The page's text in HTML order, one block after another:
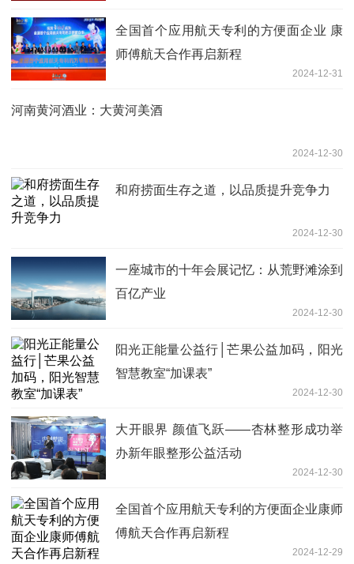
全国首个应用航天专利的方便面企业 康
师傅航天合作再启新程
2024-12-31
河南黄河酒业：大黄河美酒
2024-12-30
和府捞面生存之道，以品质提升竞争力
2024-12-30
一座城市的十年会展记忆：从荒野滩涂到
百亿产业
2024-12-30
阳光正能量公益行│芒果公益加码，阳光
智慧教室“加课表”
2024-12-30
大开眼界 颜值飞跃——杏林整形成功举
办新年眼整形公益活动
2024-12-30
全国首个应用航天专利的方便面企业康师
傅航天合作再启新程
2024-12-29